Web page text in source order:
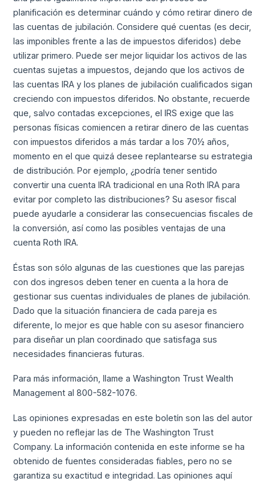
planificación es determinar cuándo y cómo retirar dinero de
las cuentas de jubilación. Considere qué cuentas (es decir,
las imponibles frente a las de impuestos diferidos) debe
utilizar primero. Puede ser mejor liquidar los activos de las
cuentas sujetas a impuestos, dejando que los activos de
las cuentas IRA y los planes de jubilación cualificados sigan
creciendo con impuestos diferidos. No obstante, recuerde
que, salvo contadas excepciones, el IRS exige que las
personas físicas comiencen a retirar dinero de las cuentas
con impuestos diferidos a más tardar a los 70½ años,
momento en el que quizá desee replantearse su estrategia
de distribución. Por ejemplo, ¿podría tener sentido
convertir una cuenta IRA tradicional en una Roth IRA para
evitar por completo las distribuciones? Su asesor fiscal
puede ayudarle a considerar las consecuencias fiscales de
la conversión, así como las posibles ventajas de una
cuenta Roth IRA.
Éstas son sólo algunas de las cuestiones que las parejas
con dos ingresos deben tener en cuenta a la hora de
gestionar sus cuentas individuales de planes de jubilación.
Dado que la situación financiera de cada pareja es
diferente, lo mejor es que hable con su asesor financiero
para diseñar un plan coordinado que satisfaga sus
necesidades financieras futuras.
Para más información, llame a Washington Trust Wealth
Management al 800-582-1076.
Las opiniones expresadas en este boletín son las del autor
y pueden no reflejar las de The Washington Trust
Company. La información contenida en este informe se ha
obtenido de fuentes consideradas fiables, pero no se
garantiza su exactitud e integridad. Las opiniones aquí